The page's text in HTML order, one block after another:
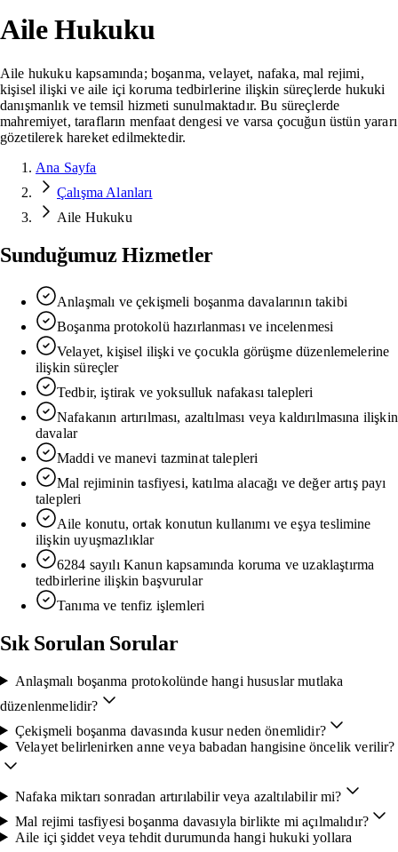
Aile Hukuku
Aile hukuku kapsamında; boşanma, velayet, nafaka, mal rejimi,
kişisel ilişki ve aile içi koruma tedbirlerine ilişkin süreçlerde hukuki
danışmanlık ve temsil hizmeti sunulmaktadır. Bu süreçlerde
mahremiyet, tarafların menfaat dengesi ve varsa çocuğun üstün yararı
gözetilerek hareket edilmektedir.
Ana Sayfa
Çalışma Alanları
Aile Hukuku
Sunduğumuz Hizmetler
Anlaşmalı ve çekişmeli boşanma davalarının takibi
Boşanma protokolü hazırlanması ve incelenmesi
Velayet, kişisel ilişki ve çocukla görüşme düzenlemelerine
ilişkin süreçler
Tedbir, iştirak ve yoksulluk nafakası talepleri
Nafakanın artırılması, azaltılması veya kaldırılmasına ilişkin
davalar
Maddi ve manevi tazminat talepleri
Mal rejiminin tasfiyesi, katılma alacağı ve değer artış payı
talepleri
Aile konutu, ortak konutun kullanımı ve eşya teslimine
ilişkin uyuşmazlıklar
6284 sayılı Kanun kapsamında koruma ve uzaklaştırma
tedbirlerine ilişkin başvurular
Tanıma ve tenfiz işlemleri
Sık Sorulan Sorular
Anlaşmalı boşanma protokolünde hangi hususlar mutlaka
düzenlenmelidir?
Çekişmeli boşanma davasında kusur neden önemlidir?
Velayet belirlenirken anne veya babadan hangisine öncelik verilir?
Nafaka miktarı sonradan artırılabilir veya azaltılabilir mi?
Mal rejimi tasfiyesi boşanma davasıyla birlikte mi açılmalıdır?
Aile içi şiddet veya tehdit durumunda hangi hukuki yollara